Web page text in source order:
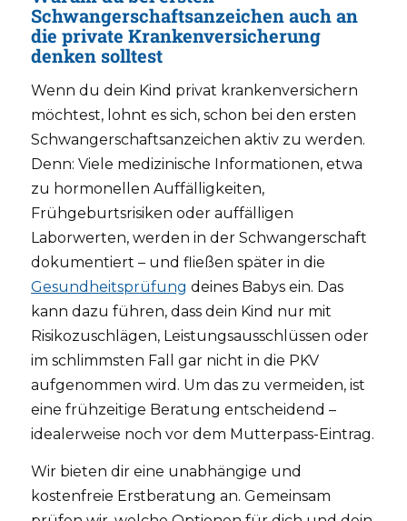
Schwangerschaftsanzeichen auch an
die private Krankenversicherung
denken solltest
Wenn du dein Kind privat krankenversichern
möchtest, lohnt es sich, schon bei den ersten
Schwangerschaftsanzeichen aktiv zu werden.
Denn: Viele medizinische Informationen, etwa
zu hormonellen Auffälligkeiten,
Frühgeburtsrisiken oder auffälligen
Laborwerten, werden in der Schwangerschaft
dokumentiert – und fließen später in die
Gesundheitsprüfung deines Babys ein. Das
kann dazu führen, dass dein Kind nur mit
Risikozuschlägen, Leistungsausschlüssen oder
im schlimmsten Fall gar nicht in die PKV
aufgenommen wird. Um das zu vermeiden, ist
eine frühzeitige Beratung entscheidend –
idealerweise noch vor dem Mutterpass-Eintrag.
Wir bieten dir eine unabhängige und
kostenfreie Erstberatung an. Gemeinsam